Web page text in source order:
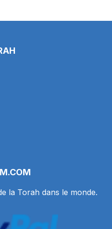
la Torah dans le monde.